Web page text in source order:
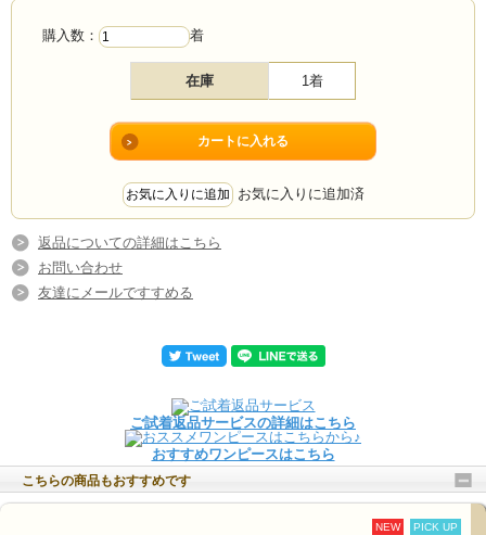
購入数： 着
在庫 1着
お気に入りに追加済
返品についての詳細はこちら
お問い合わせ
友達にメールですすめる
ご試着返品サービスの詳細はこちら
おすすめワンピースはこちら
こちらの商品もおすすめです
NEW PICK UP